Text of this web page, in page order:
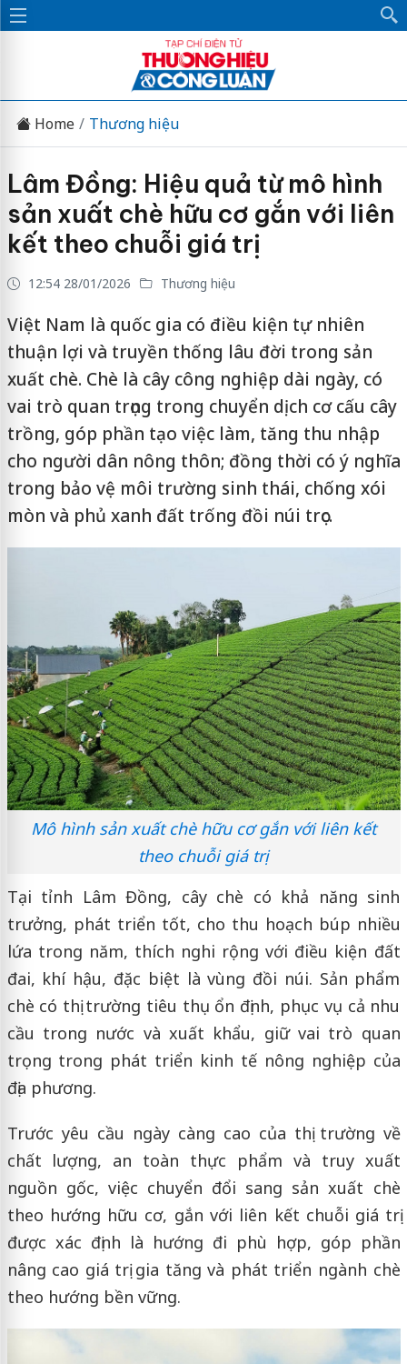
Home Thương hiệu
Lâm Đồng: Hiệu quả từ mô hình
sản xuất chè hữu cơ gắn với liên
kết theo chuỗi giá trị
12:54 28/01/2026 Thương hiệu
Việt Nam là quốc gia có điều kiện tự nhiên
thuận lợi và truyền thống lâu đời trong sản
xuất chè. Chè là cây công nghiệp dài ngày, có
vai trò quan trọng trong chuyển dịch cơ cấu cây
trồng, góp phần tạo việc làm, tăng thu nhập
cho người dân nông thôn; đồng thời có ý nghĩa
trong bảo vệ môi trường sinh thái, chống xói
mòn và phủ xanh đất trống đồi núi trọc.
Mô hình sản xuất chè hữu cơ gắn với liên kết
theo chuỗi giá trị
Tại tỉnh Lâm Đồng, cây chè có khả năng sinh
trưởng, phát triển tốt, cho thu hoạch búp nhiều
lứa trong năm, thích nghi rộng với điều kiện đất
đai, khí hậu, đặc biệt là vùng đồi núi. Sản phẩm
chè có thị trường tiêu thụ ổn định, phục vụ cả nhu
cầu trong nước và xuất khẩu, giữ vai trò quan
trọng trong phát triển kinh tế nông nghiệp của
địa phương.
Trước yêu cầu ngày càng cao của thị trường về
chất lượng, an toàn thực phẩm và truy xuất
nguồn gốc, việc chuyển đổi sang sản xuất chè
theo hướng hữu cơ, gắn với liên kết chuỗi giá trị
được xác định là hướng đi phù hợp, góp phần
nâng cao giá trị gia tăng và phát triển ngành chè
theo hướng bền vững.